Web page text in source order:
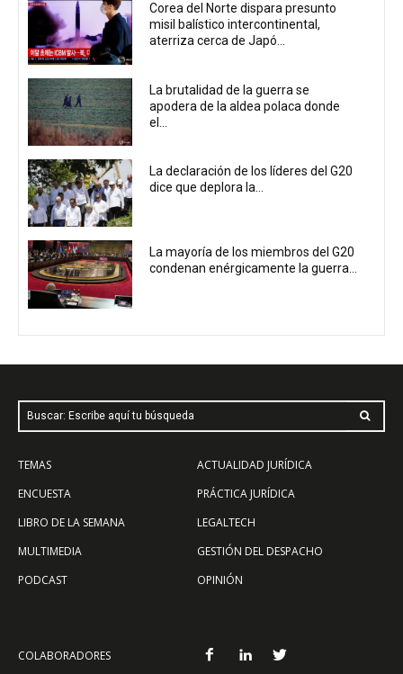
Corea del Norte dispara presunto
misil balístico intercontinental,
aterriza cerca de Japó...
La brutalidad de la guerra se
apodera de la aldea polaca donde
el...
La declaración de los líderes del G20
dice que deplora la...
La mayoría de los miembros del G20
condenan enérgicamente la guerra...
Buscar: Escribe aquí tu búsqueda
TEMAS
ENCUESTA
LIBRO DE LA SEMANA
MULTIMEDIA
PODCAST
ACTUALIDAD JURÍDICA
PRÁCTICA JURÍDICA
LEGALTECH
GESTIÓN DEL DESPACHO
OPINIÓN
COLABORADORES